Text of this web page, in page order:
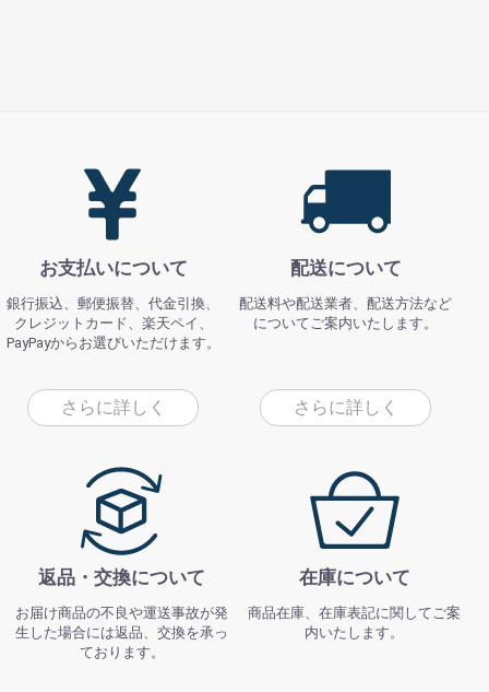
お支払いについて
銀行振込、郵便振替、代金引換、
クレジットカード、楽天ペイ、
PayPayからお選びいただけます。
さらに詳しく
配送について
配送料や配送業者、配送方法など
についてご案内いたします。
さらに詳しく
返品・交換について
お届け商品の不良や運送事故が発
生した場合には返品、交換を承っ
ております。
在庫について
商品在庫、在庫表記に関してご案
内いたします。